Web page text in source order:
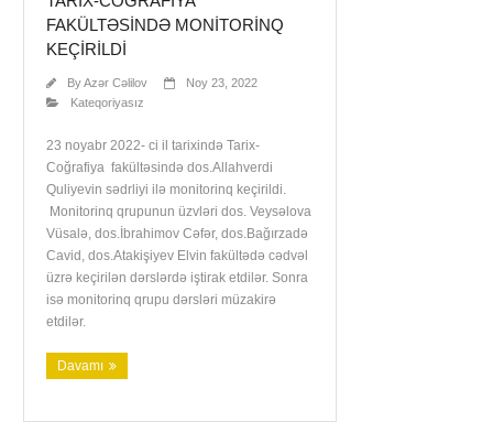
FAKÜLTƏSINDƏ MONITORINQ
KEÇIRILDI
ByAzər Cəlilov
Noy 23, 2022
Kateqoriyasız
23 noyabr 2022- ci il tarixində Tarix-
Coğrafiya fakültəsində dos.Allahverdi
Quliyevin sədrliyi ilə monitorinq keçirildi.
Monitorinq qrupunun üzvləri dos. Veysəlova
Vüsalə, dos.İbrahimov Cəfər, dos.Bağırzadə
Cavid, dos.Atakişiyev Elvin fakültədə cədvəl
üzrə keçirilən dərslərdə iştirak etdilər. Sonra
isə monitorinq qrupu dərsləri müzakirə
etdilər.
Davamı